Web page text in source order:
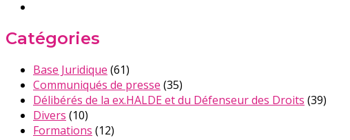
Catégories
Base Juridique (61)
Communiqués de presse (35)
Délibérés de la ex.HALDE et du Défenseur des Droits (39)
Divers (10)
Formations (12)